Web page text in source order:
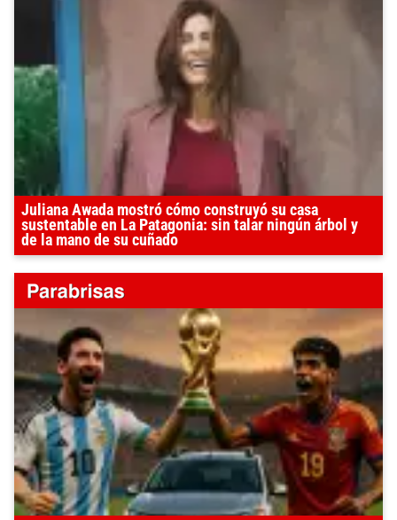
Juliana Awada mostró cómo construyó su casa
sustentable en La Patagonia: sin talar ningún árbol y
de la mano de su cuñado